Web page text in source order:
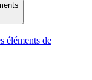
éléments de